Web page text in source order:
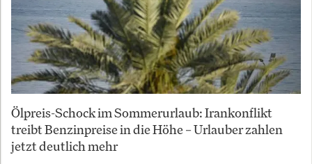
Ölpreis-Schock im Sommerurlaub: Irankonflikt
treibt Benzinpreise in die Höhe – Urlauber zahlen
jetzt deutlich mehr